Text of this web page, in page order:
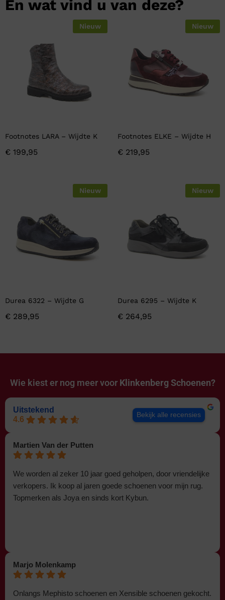
En wat vind u van deze?
Nieuw
Footnotes LARA – Wijdte K
€ 199,95
Nieuw
Footnotes ELKE – Wijdte H
€ 219,95
Nieuw
Durea 6322 – Wijdte G
€ 289,95
Nieuw
Durea 6295 – Wijdte K
€ 264,95
Wie kiest er nog meer voor Klinkenberg Schoenen?
Uitstekend
4.6
Bekijk alle recensies
Martien Van der Putten
We worden al zeker 10 jaar goed geholpen, door vriendelijke
verkopers. Ik koop al jaren goede schoenen voor mijn rug.
Topmerken als Joya en sinds kort Kybun.
Marjo Molenkamp
Onlangs Mephisto schoenen en Xensible schoenen gekocht.